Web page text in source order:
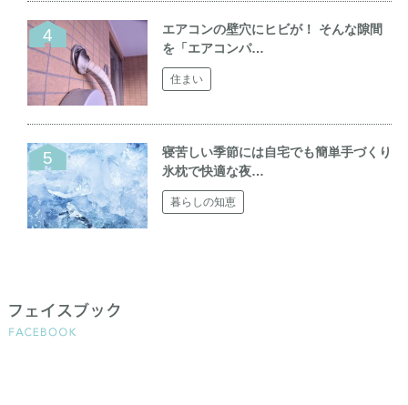
エアコンの壁穴にヒビが！ そんな隙間
を「エアコンパ…
住まい
寝苦しい季節には自宅でも簡単手づくり
氷枕で快適な夜…
暮らしの知恵